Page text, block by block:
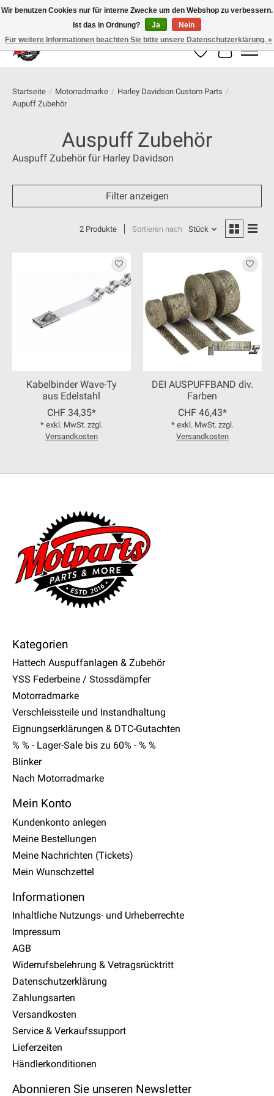
100% schweizer Onlineshop für Dein Motorrad
Wunschzettel
Ihr
Startseite / Motorradmarke / Harley Davidson Custom Parts /
Aupuff Zubehör
Auspuff Zubehör
Auspuff Zubehör für Harley Davidson
Filter anzeigen
2 Produkte Sortieren nach Stück
Kabelbinder Wave-Ty
aus Edelstahl
CHF 34,35*
* exkl. MwSt. zzgl.
Versandkosten
DEI AUSPUFFBAND div.
Farben
CHF 46,43*
* exkl. MwSt. zzgl.
Versandkosten
Kategorien
Hattech Auspuffanlagen & Zubehör
YSS Federbeine / Stossdämpfer
Motorradmarke
Verschleissteile und Instandhaltung
Eignungserklärungen & DTC-Gutachten
% % - Lager-Sale bis zu 60% - % %
Blinker
Nach Motorradmarke
Mein Konto
Kundenkonto anlegen
Meine Bestellungen
Meine Nachrichten (Tickets)
Mein Wunschzettel
Informationen
Inhaltliche Nutzungs- und Urheberrechte
Impressum
AGB
Widerrufsbelehrung & Vetragsrücktritt
Datenschutzerklärung
Zahlungsarten
Versandkosten
Service & Verkaufssupport
Lieferzeiten
Händlerkonditionen
Abonnieren Sie unseren Newsletter
Wir benutzen Cookies nur für interne Zwecke um den Webshop zu verbessern.
Ist das in Ordnung?
Ja
Nein
Für weitere Informationen beachten Sie bitte unsere Datenschutzerklärung. »